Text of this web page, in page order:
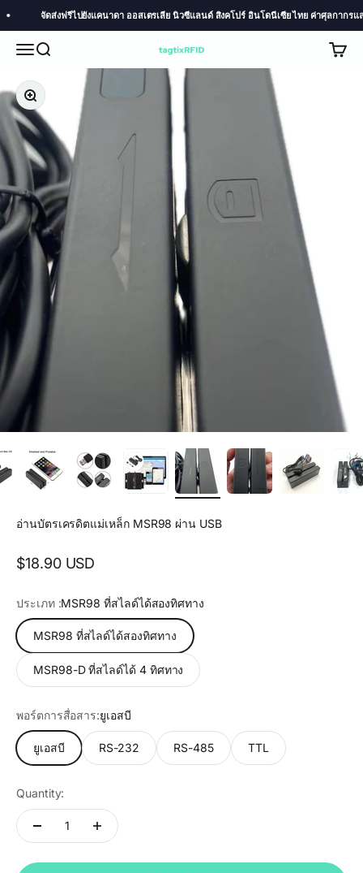
Skip to content
จัดส่งฟรีไปยังแคนาดา ออสเตรเลีย นิวซีแลนด์ สิงคโปร์ อินโดนีเซีย ไทย ค่าศุลกากรและภา
MenuSearch TagtixRFID Cart
Zoom
อ่านบัตรเครดิตแม่เหล็ก MSR98 ผ่าน USB
Sale price
$18.90 USD
ประเภท :MSR98 ที่สไลด์ได้สองทิศทาง
MSR98 ที่สไลด์ได้สองทิศทาง
MSR98-D ที่สไลด์ได้ 4 ทิศทาง
พอร์ตการสื่อสาร:ยูเอสบี
ยูเอสบี RS-232 RS-485 TTL
Quantity: